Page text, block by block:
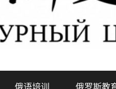
俄语培训 俄罗斯教